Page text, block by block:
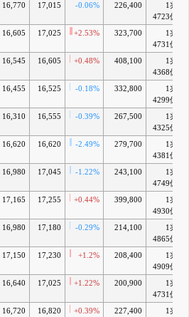
16,770 17,015 -0.06% 226,400
1兆
4723億
16,605 17,025 +2.53% 323,700
1兆
4731億
16,545 16,605 +0.48% 408,100
1兆
4368億
16,455 16,525 -0.18% 332,800
1兆
4299億
16,310 16,555 -0.39% 267,500
1兆
4325億
16,620 16,620 -2.49% 279,700
1兆
4381億
16,980 17,045 -1.22% 243,100
1兆
4749億
17,165 17,255 +0.44% 399,800
1兆
4930億
16,980 17,180 -0.29% 214,100
1兆
4865億
17,150 17,230 +1.2% 208,400
1兆
4909億
16,640 17,025 +1.22% 200,900
1兆
4731億
16,720 16,820 +0.39% 227,400
1兆